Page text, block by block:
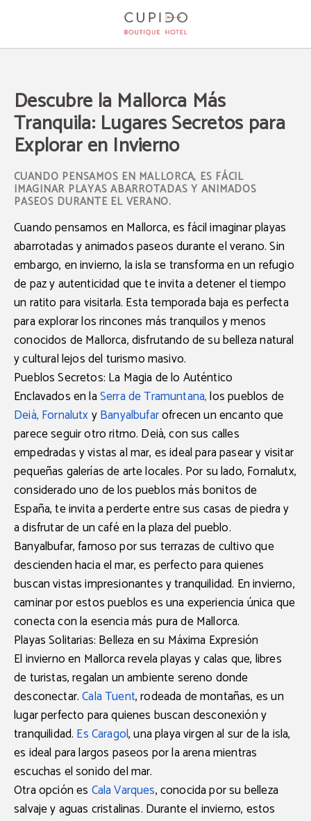
Descubre la Mallorca Más
Tranquila: Lugares Secretos para
Explorar en Invierno
CUANDO PENSAMOS EN MALLORCA, ES FÁCIL
IMAGINAR PLAYAS ABARROTADAS Y ANIMADOS
PASEOS DURANTE EL VERANO.
Cuando pensamos en Mallorca, es fácil imaginar playas
abarrotadas y animados paseos durante el verano. Sin
embargo, en invierno, la isla se transforma en un refugio
de paz y autenticidad que te invita a detener el tiempo
un ratito para visitarla. Esta temporada baja es perfecta
para explorar los rincones más tranquilos y menos
conocidos de Mallorca, disfrutando de su belleza natural
y cultural lejos del turismo masivo.
Pueblos Secretos: La Magia de lo Auténtico
Enclavados en laSerra de Tramuntana,los pueblos de
Deià, FornalutxyBanyalbufarofrecen un encanto que
parece seguir otro ritmo. Deià, con sus calles
empedradas y vistas al mar, es ideal para pasear y visitar
pequeñas galerías de arte locales. Por su lado, Fornalutx,
considerado uno de lospueblos más bonitos de
España, te invita a perderte entre sus casas de piedra y
a disfrutar de un café en la plaza del pueblo.
Banyalbufar, famoso por sus terrazas de cultivo que
descienden hacia el mar, es perfecto para quienes
buscan vistas impresionantes y tranquilidad. En invierno,
caminar por estos pueblos es una experiencia única que
conecta con la esencia más pura de Mallorca.
Playas Solitarias: Belleza en su Máxima Expresión
El invierno en Mallorca revela playas y calas que, libres
de turistas, regalan un ambiente sereno donde
desconectar.Cala Tuent, rodeada de montañas, es un
lugar perfecto para quienes buscan desconexión y
tranquilidad. Es Caragol, una playa virgen al sur de la isla,
es ideal para largos paseos por la arena mientras
escuchas el sonido del mar.
Otra opción es Cala Varques, conocida por su belleza
salvaje y aguas cristalinas. Durante el invierno, estos